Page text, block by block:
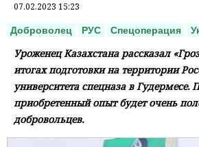
07.02.2023 15:23
Доброволец РУС Спецоперация
Уроженец Казахстана рассказал
итогах подготовки на территории
университета спецназа в Гудермесе.
приобретенный опыт будет очень
добровольцев.